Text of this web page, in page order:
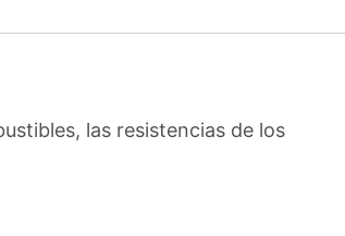
las resistencias de los